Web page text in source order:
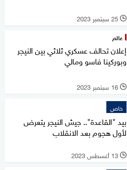
l 25 سبتمبر 2023
عالم
إعلان تحالف عسكري ثلاثي بين النيجر
وبوركينا فاسو ومالي
l 16 سبتمبر 2023
خاص
بيد "القاعدة".. جيش النيجر يتعرض
لأول هجوم بعد الانقلاب
l 13 أغسطس 2023